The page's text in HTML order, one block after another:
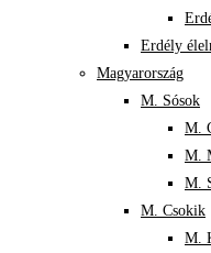
Erdély
Magyarország
M. Sósok
M.
M.
M.
M. Csokik
M.